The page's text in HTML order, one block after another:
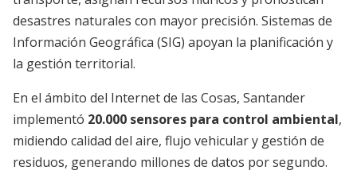
desastres naturales con mayor precisión. Sistemas de
Información Geográfica (SIG) apoyan la planificación y
la gestión territorial.
En el ámbito del Internet de las Cosas, Santander
implementó 20.000 sensores para control ambiental,
midiendo calidad del aire, flujo vehicular y gestión de
residuos, generando millones de datos por segundo.